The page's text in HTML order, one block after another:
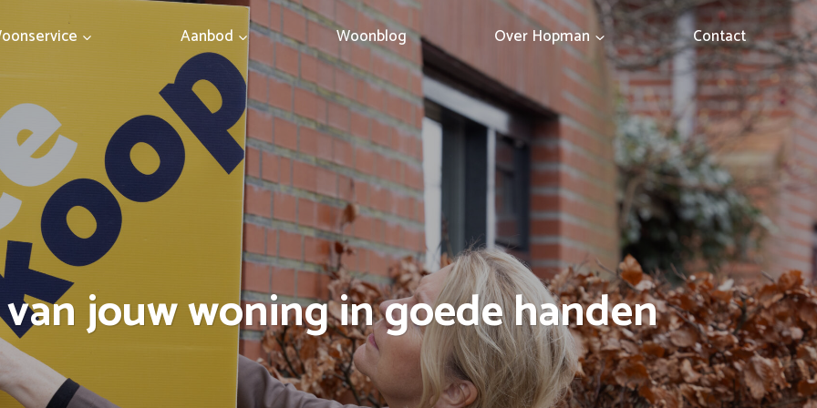
Aanbod Woonblog Over Hopman Contact
jouw woning in goede handen